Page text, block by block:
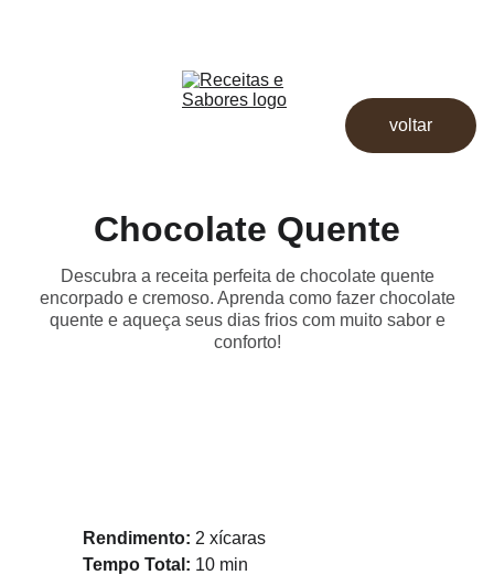
voltar
Chocolate Quente
Descubra a receita perfeita de chocolate quente
encorpado e cremoso. Aprenda como fazer chocolate
quente e aqueça seus dias frios com muito sabor e
conforto!
Rendimento: 2 xícaras
Tempo Total: 10 min